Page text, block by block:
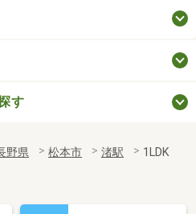
す
野県 松本市 渚駅 1LDK